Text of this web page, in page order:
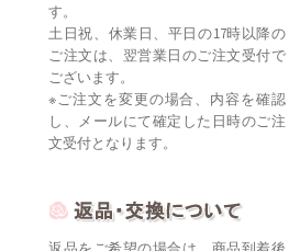
す。
土日祝、休業日、平日の17時以降の
ご注文は、翌営業日のご注文受付で
ございます。
※ご注文を変更の場合、内容を確認
し、メールにて確定した日時のご注
文受付となります。
返品をご希望の場合は、商品到着後